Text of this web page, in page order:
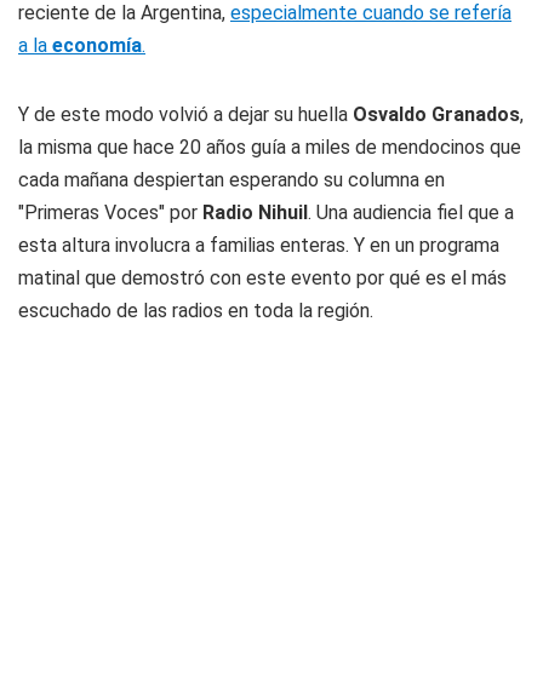
reciente de la Argentina, especialmente cuando se refería
a la economía.
Y de este modo volvió a dejar su huella Osvaldo Granados,
la misma que hace 20 años guía a miles de mendocinos que
cada mañana despiertan esperando su columna en
"Primeras Voces" por Radio Nihuil . Una audiencia fiel que a
esta altura involucra a familias enteras. Y en un programa
matinal que demostró con este evento por qué es el más
escuchado de las radios en toda la región.